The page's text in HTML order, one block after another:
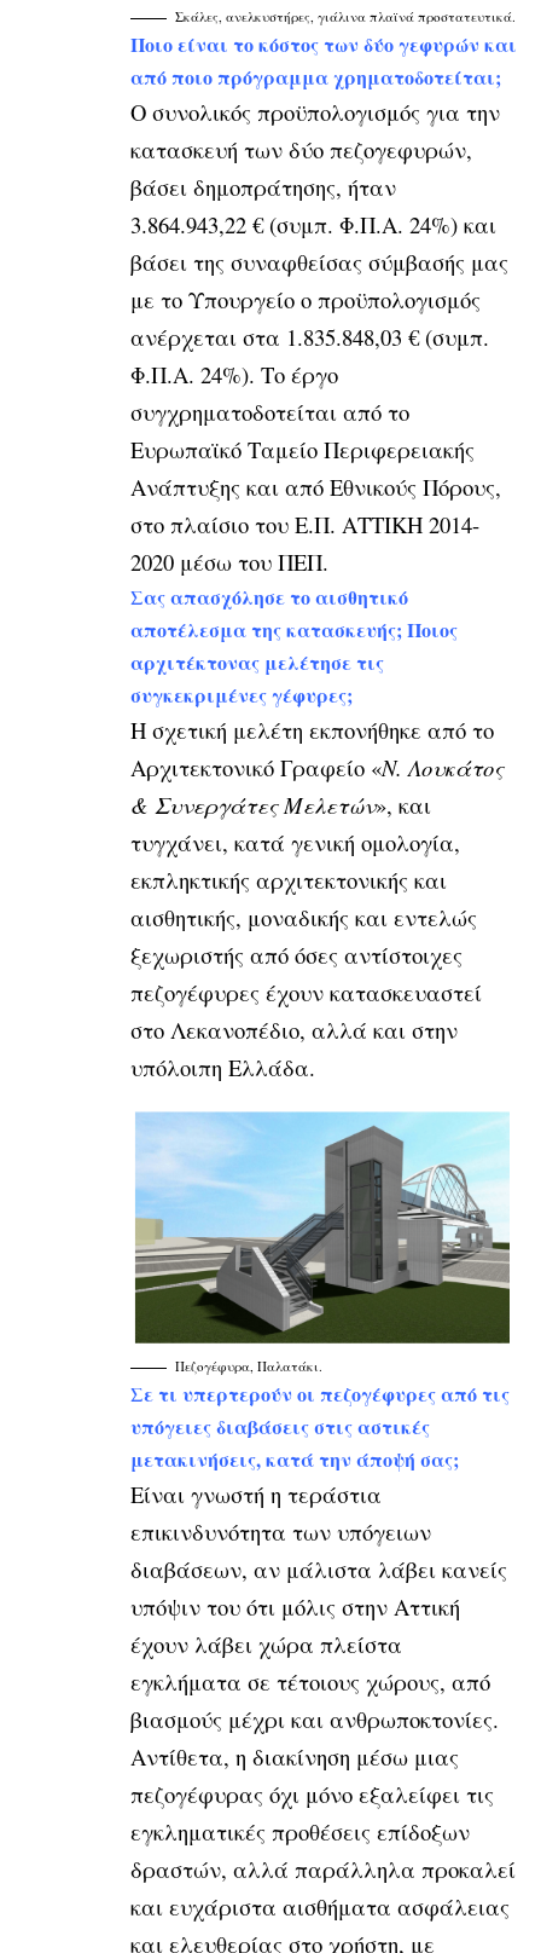
Σκάλες, ανελκυστήρες, γιάλινα πλαϊνά προστατευτικά.
Ποιο είναι το κόστος των δύο γεφυρών και
από ποιο πρόγραμμα χρηματοδοτείται;
Ο συνολικός προϋπολογισμός για την
κατασκευή των δύο πεζογεφυρών,
βάσει δημοπράτησης, ήταν
3.864.943,22 € (συμπ. Φ.Π.Α. 24%) και
βάσει της συναφθείσας σύμβασής μας
με το Υπουργείο ο προϋπολογισμός
ανέρχεται στα 1.835.848,03 € (συμπ.
Φ.Π.Α. 24%). Το έργο
συγχρηματοδοτείται από το
Ευρωπαϊκό Ταμείο Περιφερειακής
Ανάπτυξης και από Εθνικούς Πόρους,
στο πλαίσιο του Ε.Π. ΑΤΤΙΚΗ 2014-
2020 μέσω του ΠΕΠ.
Σας απασχόλησε το αισθητικό
αποτέλεσμα της κατασκευής; Ποιος
αρχιτέκτονας μελέτησε τις
συγκεκριμένες γέφυρες;
Η σχετική μελέτη εκπονήθηκε από το
Αρχιτεκτονικό Γραφείο «Ν. Λουκάτος
& Συνεργάτες Μελετών», και
τυγχάνει, κατά γενική ομολογία,
εκπληκτικής αρχιτεκτονικής και
αισθητικής, μοναδικής και εντελώς
ξεχωριστής από όσες αντίστοιχες
πεζογέφυρες έχουν κατασκευαστεί
στο Λεκανοπέδιο, αλλά και στην
υπόλοιπη Ελλάδα.
Πεζογέφυρα, Παλατάκι.
Σε τι υπερτερούν οι πεζογέφυρες από τις
υπόγειες διαβάσεις στις αστικές
μετακινήσεις, κατά την άποψή σας;
Είναι γνωστή η τεράστια
επικινδυνότητα των υπόγειων
διαβάσεων, αν μάλιστα λάβει κανείς
υπόψιν του ότι μόλις στην Αττική
έχουν λάβει χώρα πλείστα
εγκλήματα σε τέτοιους χώρους, από
βιασμούς μέχρι και ανθρωποκτονίες.
Αντίθετα, η διακίνηση μέσω μιας
πεζογέφυρας όχι μόνο εξαλείφει τις
εγκληματικές προθέσεις επίδοξων
δραστών, αλλά παράλληλα προκαλεί
και ευχάριστα αισθήματα ασφάλειας
και ελευθερίας στο χρήστη, με